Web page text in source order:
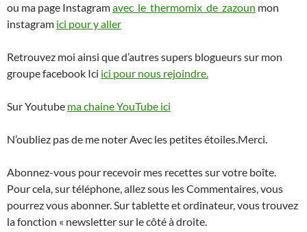
ou ma page Instagramavec_le_thermomix_de_zazoun mon
instagram ici pour y aller
Retrouvez moi ainsi que d’autres supers blogueurs sur mon
groupe facebook Ici ici pour nous rejoindre.
Sur Youtube ma chaine YouTube ici
N’oubliez pas de me noter Avec les petites étoiles.Merci.
Abonnez-vous pour recevoir mes recettes sur votre boîte.
Pour cela, sur téléphone, allez sous les Commentaires, vous
pourrez vous abonner. Sur tablette et ordinateur, vous trouvez
la fonction « newsletter sur le côté à droite.